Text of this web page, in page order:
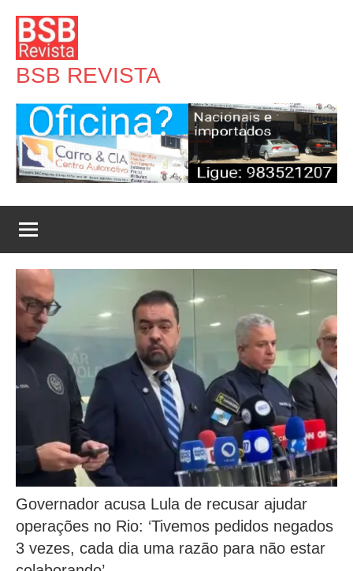
para
conteúdo
BSB REVISTA
Governador acusa Lula de recusar ajudar
operações no Rio: ‘Tivemos pedidos negados
3 vezes, cada dia uma razão para não estar